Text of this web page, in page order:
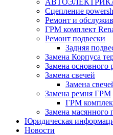
Сцепление
Ремонт и
ГРМ комплект
Ремонт подвески
Задняя
Замена Корпуса
Замена основного
Замена свечей
Замена
Замена ремня ГРМ
ГРМ
Замена
Юридическая
Новости